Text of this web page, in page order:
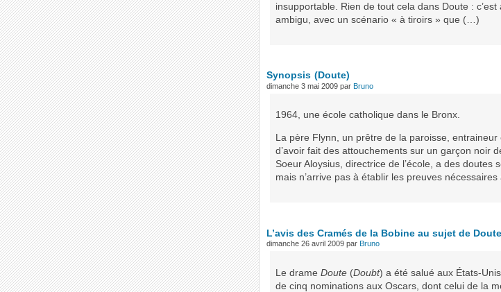
insupportable. Rien de tout cela dans Doute :
ambigu, avec un scénario « à tiroirs » que (…)
Synopsis (Doute)
dimanche 3 mai 2009 par Bruno
1964, une école catholique dans le Bronx.
La père Flynn, un prêtre de la paroisse,
d’avoir fait des attouchements sur un garçon noir
Soeur Aloysius, directrice de l’école, a des doutes
mais n’arrive pas à établir les preuves nécessaires
L’avis des Cramés de la Bobine au sujet de Doute
dimanche 26 avril 2009 par Bruno
Le drame Doute(Doubt) a été salué aux États-
de cinq nominations aux Oscars, dont celui de la